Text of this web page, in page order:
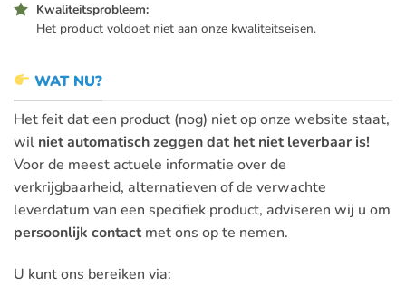
Kwaliteitsprobleem:
Het product voldoet niet aan onze kwaliteitseisen.
WAT NU?
Het feit dat een product (nog) niet op onze website staat,
wil niet automatisch zeggen dat het niet leverbaar is!
Voor de meest actuele informatie over de
verkrijgbaarheid, alternatieven of de verwachte
leverdatum van een specifiek product, adviseren wij u om
persoonlijk contact met ons op te nemen.
U kunt ons bereiken via: